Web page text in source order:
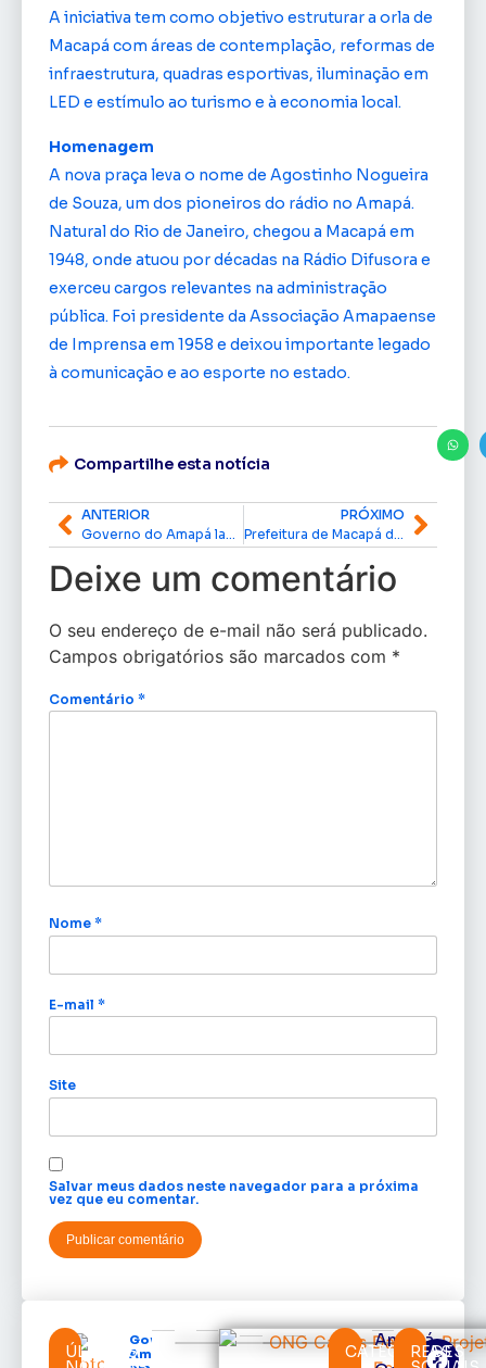
A iniciativa tem como objetivo estruturar a orla de
Macapá com áreas de contemplação, reformas de
infraestrutura, quadras esportivas, iluminação em
LED e estímulo ao turismo e à economia local.
Homenagem
A nova praça leva o nome de Agostinho Nogueira
de Souza, um dos pioneiros do rádio no Amapá.
Natural do Rio de Janeiro, chegou a Macapá em
1948, onde atuou por décadas na Rádio Difusora e
exerceu cargos relevantes na administração
pública. Foi presidente da Associação Amapaense
de Imprensa em 1958 e deixou importante legado
à comunicação e ao esporte no estado.
Compartilhe esta notícia
ANTERIOR
PRÓXIMO
Deixe um comentário
O seu endereço de e-mail não será publicado.
Campos obrigatórios são marcados com *
Comentário *
Nome *
E-mail *
Site
Salvar meus dados neste navegador para a próxima
vez que eu comentar.
ÚLTIMAS
Governo do
Amapá
CATEGORIAS
AmapáREDES